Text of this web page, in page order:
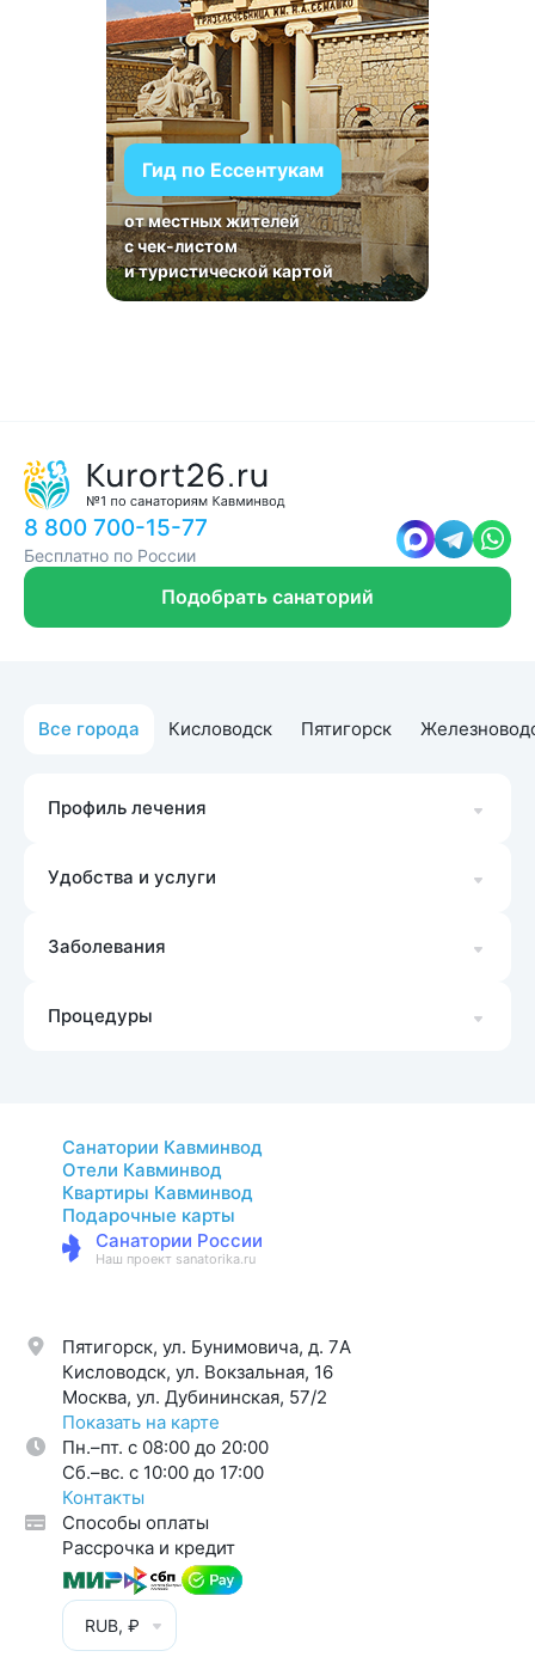
Гид по Ессентукам
от местных жителей
с чек-листом
и туристической картой
8 800 700-15-77
Бесплатно по России
Подобрать санаторий
Все города Кисловодск Пятигорск
Профиль лечения
Удобства и услуги
Заболевания
Процедуры
Санатории Кавминвод
Отели Кавминвод
Квартиры Кавминвод
Подарочные карты
Санатории России
Наш проект sanatorika.ru
Пятигорск, ул. Бунимовича, д. 7A
Кисловодск, ул. Вокзальная, 16
Москва, ул. Дубининская, 57/2
Показать на карте
Пн.–пт. с 08:00 до 20:00
Cб.–вс. с 10:00 до 17:00
Контакты
Способы оплаты
Рассрочка и кредит
RUB, ₽